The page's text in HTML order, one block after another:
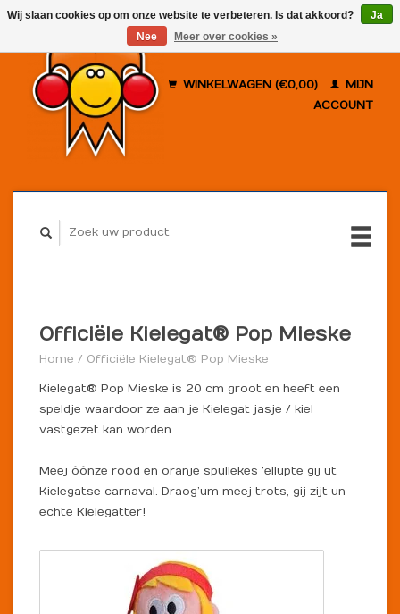
WINKELWAGEN (€0,00)
MIJN
ACCOUNT
Officiële Kielegat® Pop Mieske
Home / Officiële Kielegat® Pop Mieske
Kielegat® Pop Mieske is 20 cm groot en heeft een
speldje waardoor ze aan je Kielegat jasje / kiel
vastgezet kan worden.
Meej ôônze rood en oranje spullekes ‘ellupte gij ut
Kielegatse carnaval. Draog’um meej trots, gij zijt un
echte Kielegatter!
Wij slaan cookies op om onze website te verbeteren. Is dat akkoord?
Ja
Nee
Meer over cookies »